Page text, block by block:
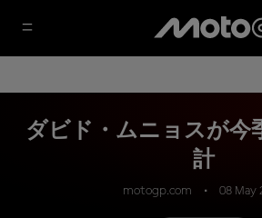
ダビド・ムニョスが今
計
motogp.com 08 May